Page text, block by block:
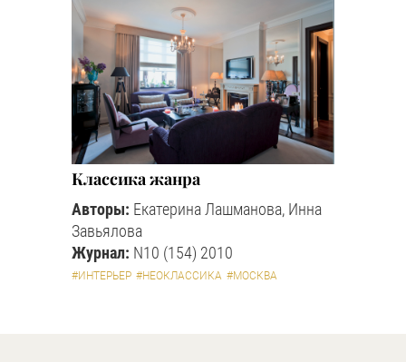
Классика жанра
Авторы: Екатерина Лашманова, Инна
Завьялова
Журнал: N10 (154) 2010
#ИНТЕРЬЕР #НЕОКЛАССИКА #МОСКВА